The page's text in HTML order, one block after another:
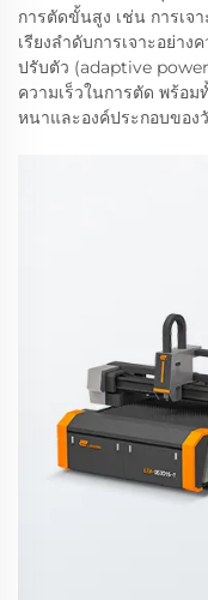
การตัดขั้นสูง เช่น การเ
เรียงลำดับการเจาะอย่า
ปรับตัว (adaptive
ความเร็วในการตัด พร้อ
หนาและองค์ประกอบของ